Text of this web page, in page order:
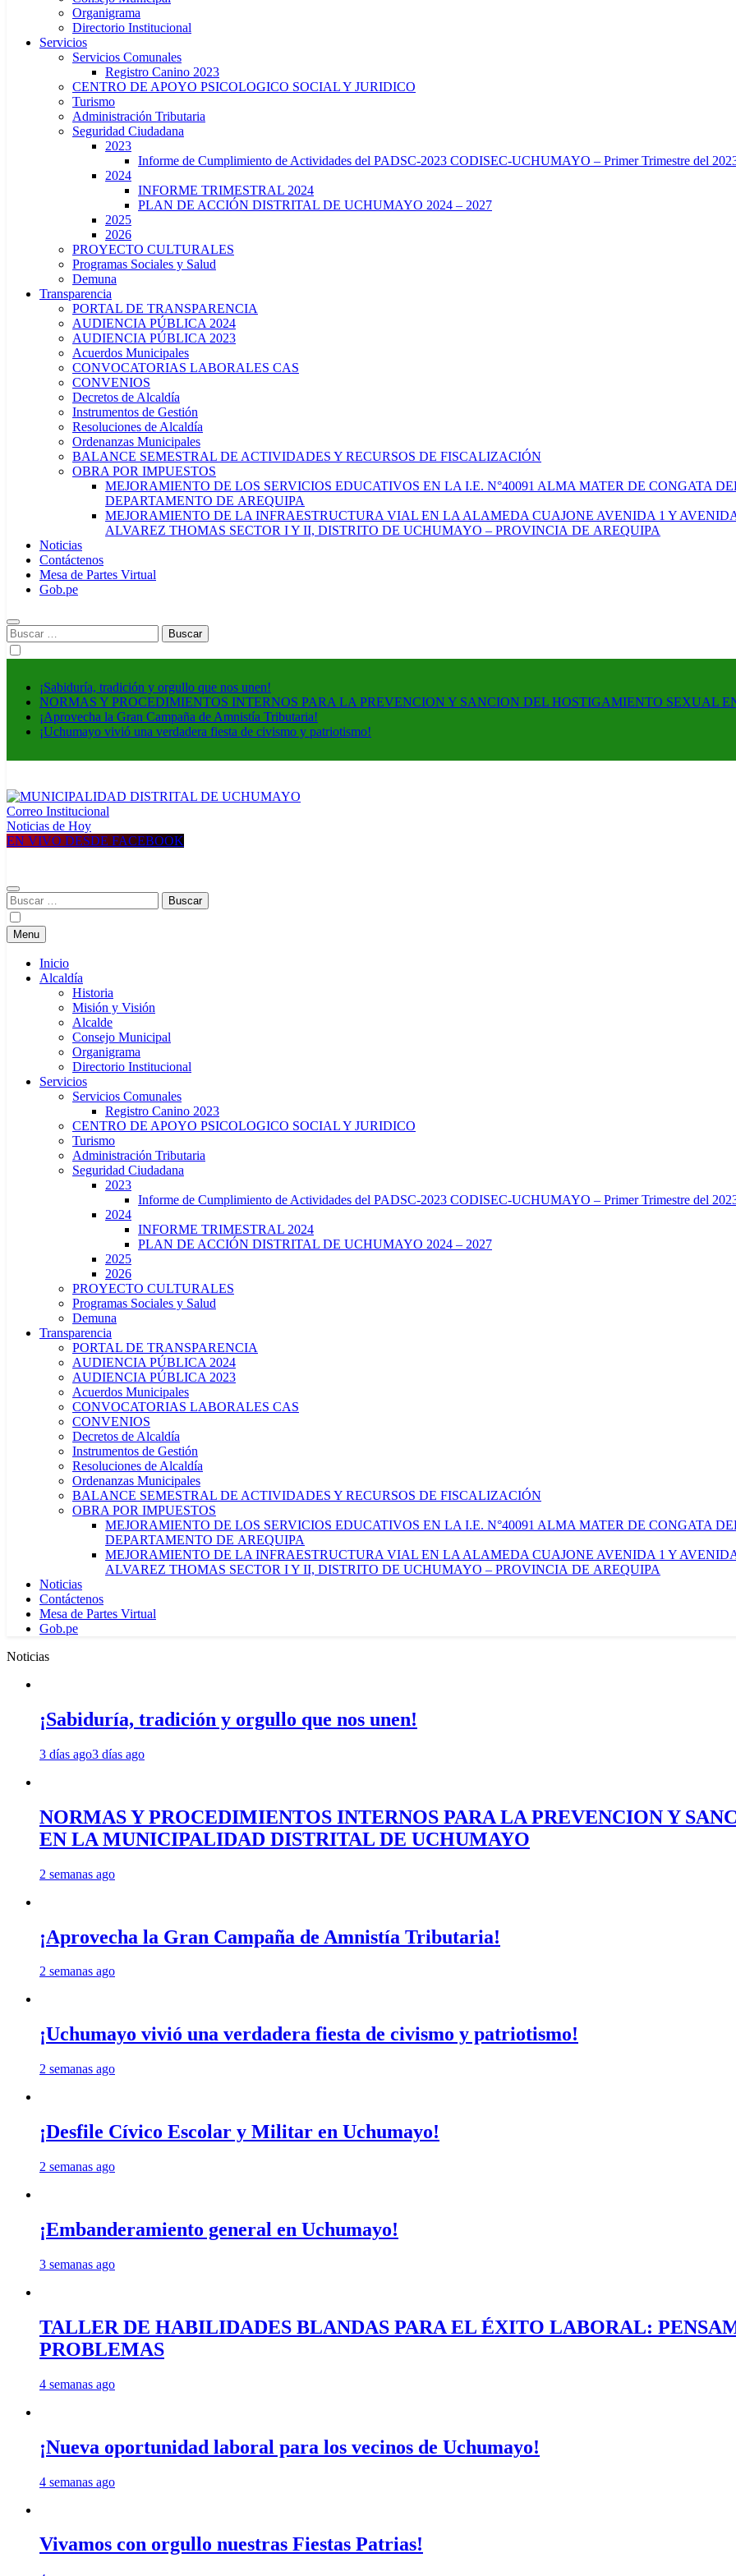
Organigrama
Directorio Institucional
Servicios
Servicios Comunales
Registro Canino 2023
CENTRO DE APOYO PSICOLOGICO SOCIAL Y JURIDICO
Turismo
Administración Tributaria
Seguridad Ciudadana
2023
Informe de Cumplimiento de Actividades del PADSC-2023 CODISEC-UCHUMAYO – Primer Trimestre del
2024
INFORME TRIMESTRAL 2024
PLAN DE ACCIÓN DISTRITAL DE UCHUMAYO 2024 – 2027
2025
2026
PROYECTO CULTURALES
Programas Sociales y Salud
Demuna
Transparencia
PORTAL DE TRANSPARENCIA
AUDIENCIA PÚBLICA 2024
AUDIENCIA PÚBLICA 2023
Acuerdos Municipales
CONVOCATORIAS LABORALES CAS
CONVENIOS
Decretos de Alcaldía
Instrumentos de Gestión
Resoluciones de Alcaldía
Ordenanzas Municipales
BALANCE SEMESTRAL DE ACTIVIDADES Y RECURSOS DE FISCALIZACIÓN
OBRA POR IMPUESTOS
MEJORAMIENTO DE LOS SERVICIOS EDUCATIVOS EN LA I.E. N°40091 ALMA MATER DE CONGATA
DEPARTAMENTO DE AREQUIPA
MEJORAMIENTO DE LA INFRAESTRUCTURA VIAL EN LA ALAMEDA CUAJONE AVENIDA 1 Y
ALVAREZ THOMAS SECTOR I Y II, DISTRITO DE UCHUMAYO – PROVINCIA DE AREQUIPA
Noticias
Contáctenos
Mesa de Partes Virtual
Gob.pe
Buscar:
¡Sabiduría, tradición y orgullo que nos unen!
NORMAS Y PROCEDIMIENTOS INTERNOS PARA LA PREVENCION Y SANCION DEL HOSTIGAMIENTO SEXUAL
¡Aprovecha la Gran Campaña de Amnistía Tributaria!
¡Uchumayo vivió una verdadera fiesta de civismo y patriotismo!
MUNICIPALIDAD DISTRITAL DE UCHUMAYO
Construyendo una nueva Historia
Correo Institucional
Noticias de Hoy
EN VIVO DESDE FACEBOOK
Buscar:
Menu
Inicio
Alcaldía
Historia
Misión y Visión
Alcalde
Consejo Municipal
Organigrama
Directorio Institucional
Servicios
Servicios Comunales
Registro Canino 2023
CENTRO DE APOYO PSICOLOGICO SOCIAL Y JURIDICO
Turismo
Administración Tributaria
Seguridad Ciudadana
2023
Informe de Cumplimiento de Actividades del PADSC-2023 CODISEC-UCHUMAYO – Primer Trimestre del
2024
INFORME TRIMESTRAL 2024
PLAN DE ACCIÓN DISTRITAL DE UCHUMAYO 2024 – 2027
2025
2026
PROYECTO CULTURALES
Programas Sociales y Salud
Demuna
Transparencia
PORTAL DE TRANSPARENCIA
AUDIENCIA PÚBLICA 2024
AUDIENCIA PÚBLICA 2023
Acuerdos Municipales
CONVOCATORIAS LABORALES CAS
CONVENIOS
Decretos de Alcaldía
Instrumentos de Gestión
Resoluciones de Alcaldía
Ordenanzas Municipales
BALANCE SEMESTRAL DE ACTIVIDADES Y RECURSOS DE FISCALIZACIÓN
OBRA POR IMPUESTOS
MEJORAMIENTO DE LOS SERVICIOS EDUCATIVOS EN LA I.E. N°40091 ALMA MATER DE CONGATA
DEPARTAMENTO DE AREQUIPA
MEJORAMIENTO DE LA INFRAESTRUCTURA VIAL EN LA ALAMEDA CUAJONE AVENIDA 1 Y
ALVAREZ THOMAS SECTOR I Y II, DISTRITO DE UCHUMAYO – PROVINCIA DE AREQUIPA
Noticias
Contáctenos
Mesa de Partes Virtual
Gob.pe
Noticias
¡Sabiduría, tradición y orgullo que nos unen!
3 días ago3 días ago
NORMAS Y PROCEDIMIENTOS INTERNOS PARA LA PREVENCION Y
EN LA MUNICIPALIDAD DISTRITAL DE UCHUMAYO
2 semanas ago
¡Aprovecha la Gran Campaña de Amnistía Tributaria!
2 semanas ago
¡Uchumayo vivió una verdadera fiesta de civismo y patriotismo!
2 semanas ago
¡Desfile Cívico Escolar y Militar en Uchumayo!
2 semanas ago
¡Embanderamiento general en Uchumayo!
3 semanas ago
TALLER DE HABILIDADES BLANDAS PARA EL ÉXITO LABORAL:
PROBLEMAS
4 semanas ago
¡Nueva oportunidad laboral para los vecinos de Uchumayo!
4 semanas ago
Vivamos con orgullo nuestras Fiestas Patrias!